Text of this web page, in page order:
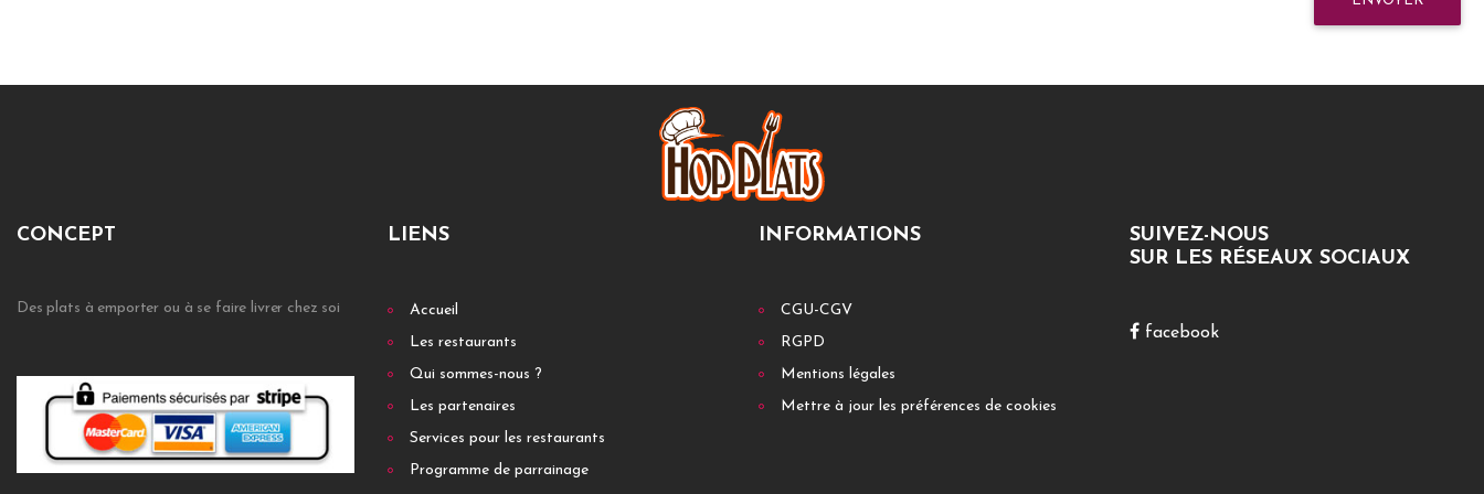
CONCEPT
Des plats à emporter ou à se faire livrer chez soi
LIENS
Accueil
Les restaurants
Qui sommes-nous ?
Les partenaires
Services pour les restaurants
Programme de parrainage
INFORMATIONS
CGU-CGV
RGPD
Mentions légales
Mettre à jour les préférences de cookies
SUIVEZ-NOUS
SUR LES RÉSEAUX SOCIAUX
facebook